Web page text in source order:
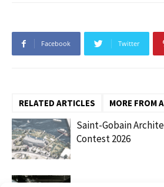
Facebook Twitter
RELATED ARTICLES MORE FROM
Saint-Gobain
Contest 2026